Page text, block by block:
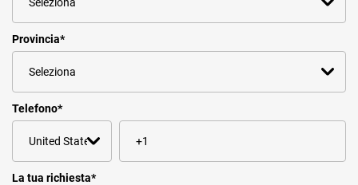
Provincia*
Telefono*
La tua richiesta*